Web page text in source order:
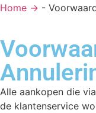
Home → -
Alle aankopen die
de klantenservice